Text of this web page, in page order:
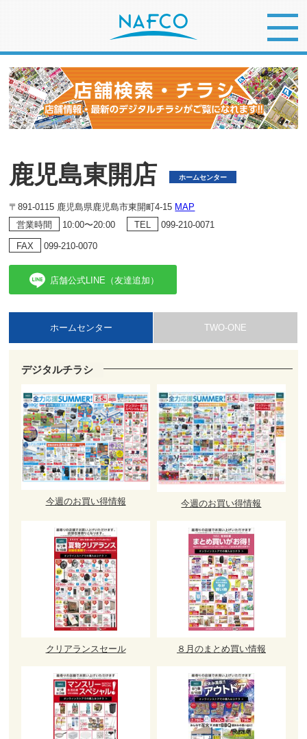
鹿児島東開店 ホームセンター
〒891-0115 鹿児島県鹿児島市東開町4-15 MAP
営業時間
10:00〜20:00 TEL 099-210-0071
FAX 099-210-0070
店舗公式LINE（友達追加）
ホームセンター TWO-ONE
デジタルチラシ
今週のお買い得情報 今週のお買い得情報
クリアランスセール ８月のまとめ買い情報